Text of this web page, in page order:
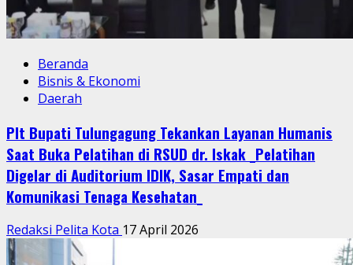
Beranda
Bisnis & Ekonomi
Daerah
Plt Bupati Tulungagung Tekankan Layanan Humanis
Saat Buka Pelatihan di RSUD dr. Iskak _Pelatihan
Digelar di Auditorium IDIK, Sasar Empati dan
Komunikasi Tenaga Kesehatan_
Redaksi Pelita Kota 17 April 2026